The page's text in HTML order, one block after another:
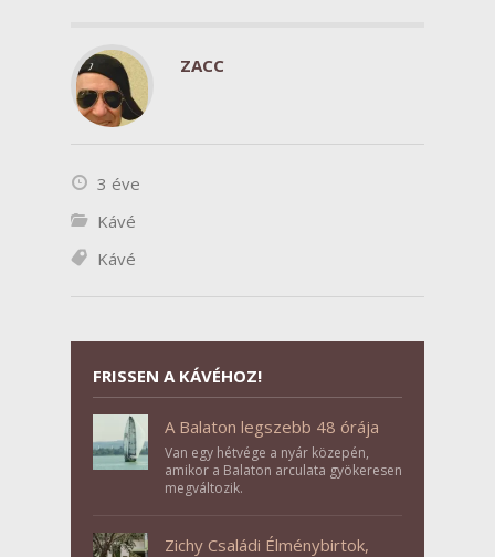
ZACC
3 éve
Kávé
Kávé
FRISSEN A KÁVÉHOZ!
A Balaton legszebb 48 órája
Van egy hétvége a nyár közepén,
amikor a Balaton arculata gyökeresen
megváltozik.
Zichy Családi Élménybirtok,